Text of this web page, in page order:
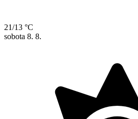
21/13 °C
sobota 8. 8.